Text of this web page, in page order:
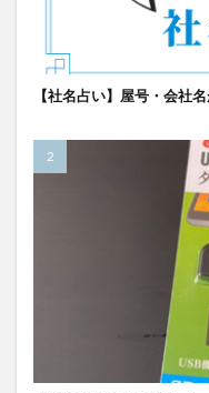
【社名占い】屋号・会社